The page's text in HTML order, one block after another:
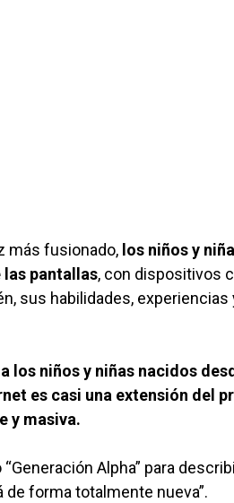
más fusionado, los niños y
las pantallas, con dispositivos
sus habilidades,
niños y niñas nacidos
es casi una extensión del
y masiva.
Alpha” para
forma totalmente nueva”.